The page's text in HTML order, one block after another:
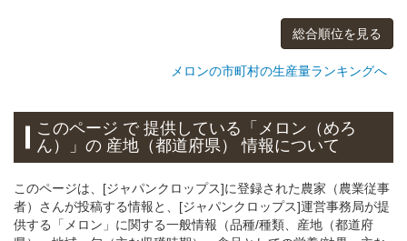
総合順位を見る
メロンの市町村の生産量ランキングへ
このページ で 提供している「メロン（めろ
ん）」の 産地（都道府県） 情報について
このページは、[ジャパンクロップス]に登録された農家（農業従事
者）さんが投稿する情報と、[ジャパンクロップス]運営事務局が提
供する「メロン」に関する一般情報（品種/種類、産地（都道府